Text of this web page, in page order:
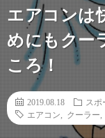
エアコンは
めにもクー
ころ！
2019.08.18
スポ
エアコン
クーラー